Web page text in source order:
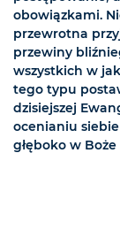
obowiązkami.
przewrotna
przewiny
wszystkich w
tego typu
dzisiejszej
ocenianiu
głęboko w